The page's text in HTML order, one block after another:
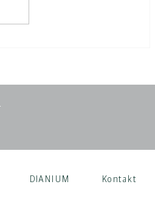
DIANIUM Kontakt